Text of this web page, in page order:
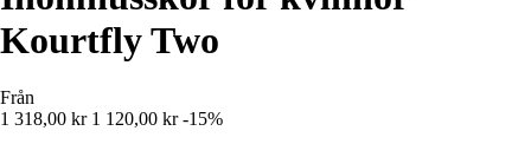
Kourtfly Two
Från
1 318,00 kr 1 120,00 kr -15%